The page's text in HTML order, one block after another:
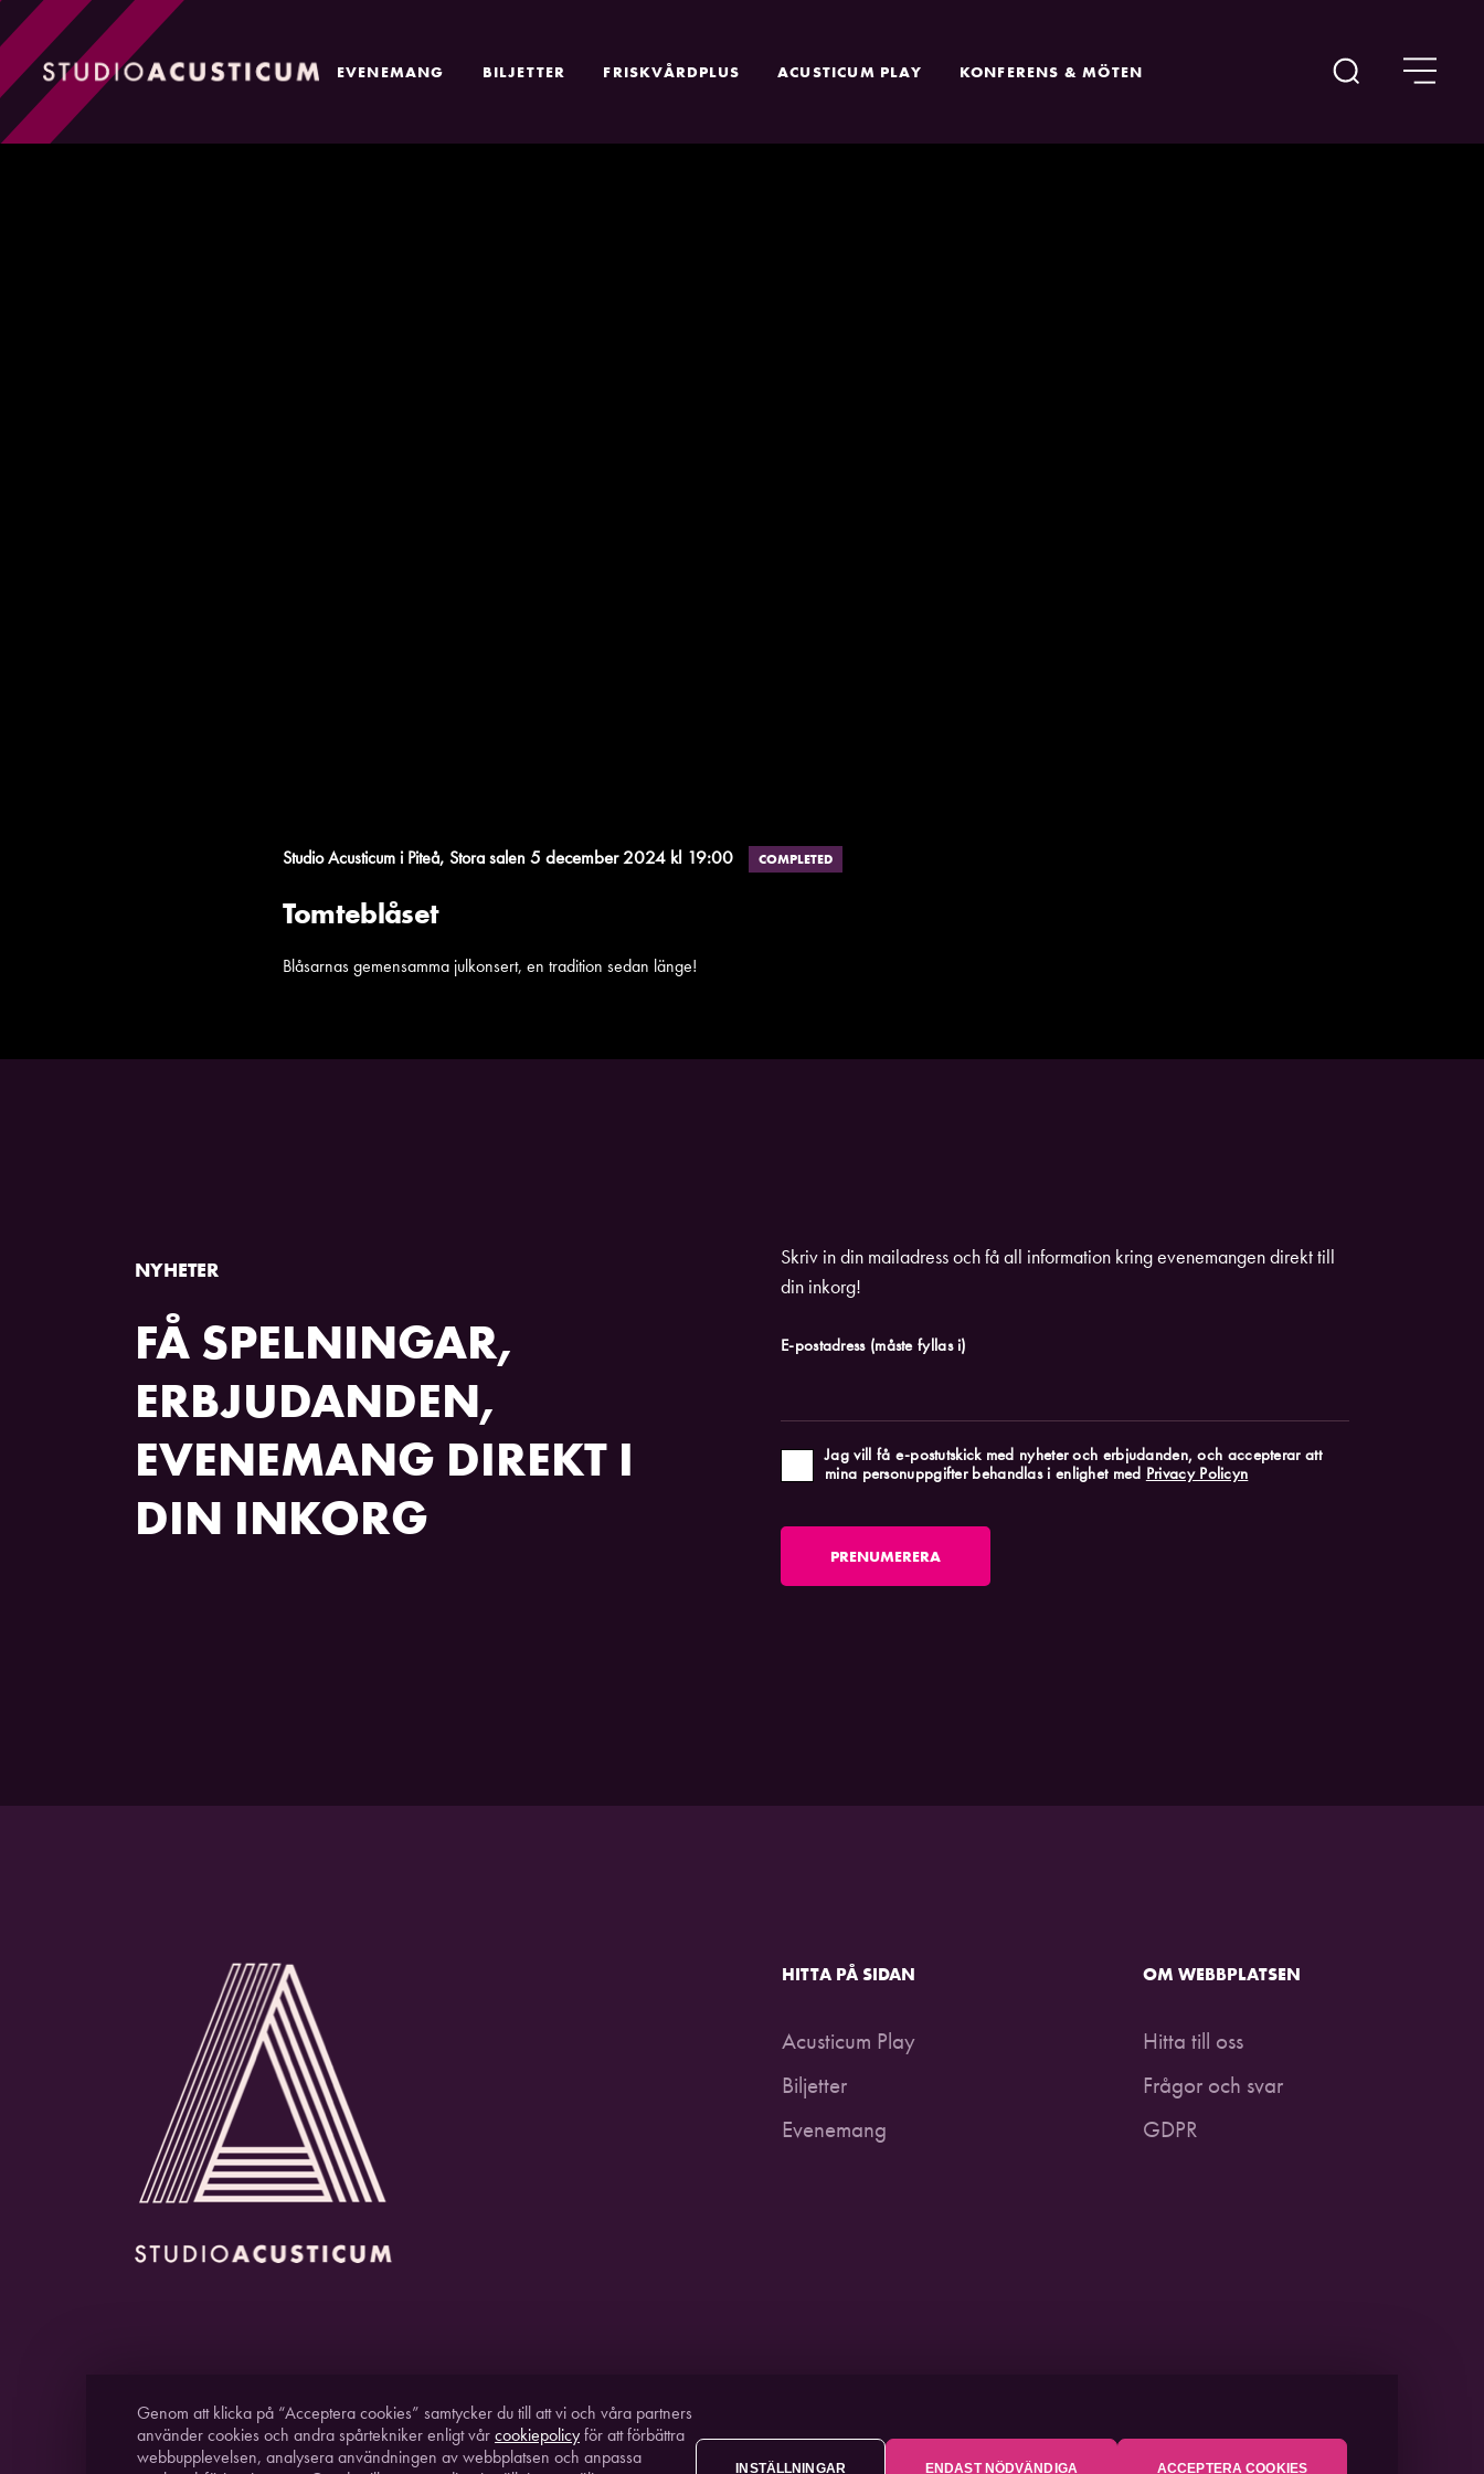
EVENEMANG BILJETTER FRISKVÅRDPLUS ACUSTICUM PLAY KONFERENS & MÖTEN
Studio Acusticum i Piteå, Stora salen5 december 2024 kl 19:00 COMPLETED
Tomteblåset
Blåsarnas gemensamma julkonsert, en tradition sedan länge!
NYHETER
FÅ SPELNINGAR,
ERBJUDANDEN,
EVENEMANG DIREKT I
DIN INKORG
Skriv in din mailadress och få all information kring evenemangen direkt till
din inkorg!
E-postadress (måste fyllas i)
Jag vill få e-postutskick med nyheter och erbjudanden, och accepterar att
mina personuppgifter behandlas i enlighet med Privacy Policyn
PRENUMERERA
HITTA PÅ SIDAN
Acusticum Play
Biljetter
Evenemang
OM WEBBPLATSEN
Hitta till oss
Frågor och svar
GDPR
Genom att klicka på “Acceptera cookies” samtycker du till att vi och våra partners
använder cookies och andra spårtekniker enligt vårcookiepolicyför att förbättra
webbupplevelsen, analysera användningen av webbplatsen och anpassa
INSTÄLLNINGAR ENDAST NÖDVÄNDIGA ACCEPTERA COOKIES